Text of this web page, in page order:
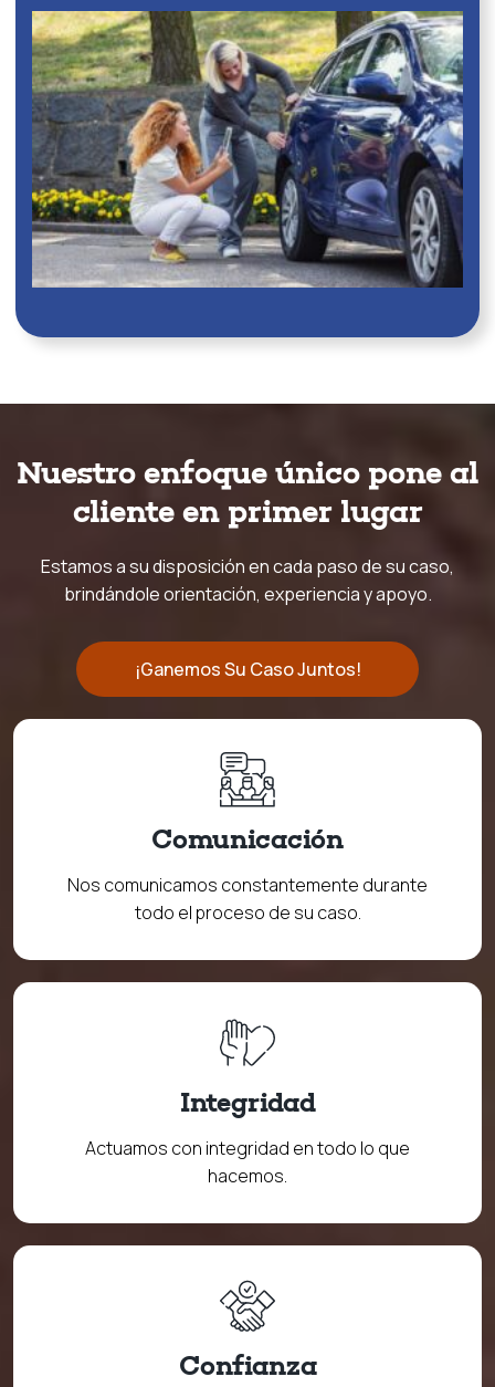
Nuestro enfoque único pone al
cliente en primer lugar
Estamos a su disposición en cada paso de su caso,
brindándole orientación, experiencia y apoyo.
¡Ganemos Su Caso Juntos!
Comunicación
Nos comunicamos constantemente durante
todo el proceso de su caso.
Integridad
Actuamos con integridad en todo lo que
hacemos.
Confianza